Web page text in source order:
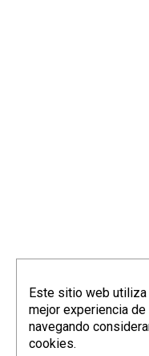
Este sitio web
mejor experiencia
navegando
cookies.